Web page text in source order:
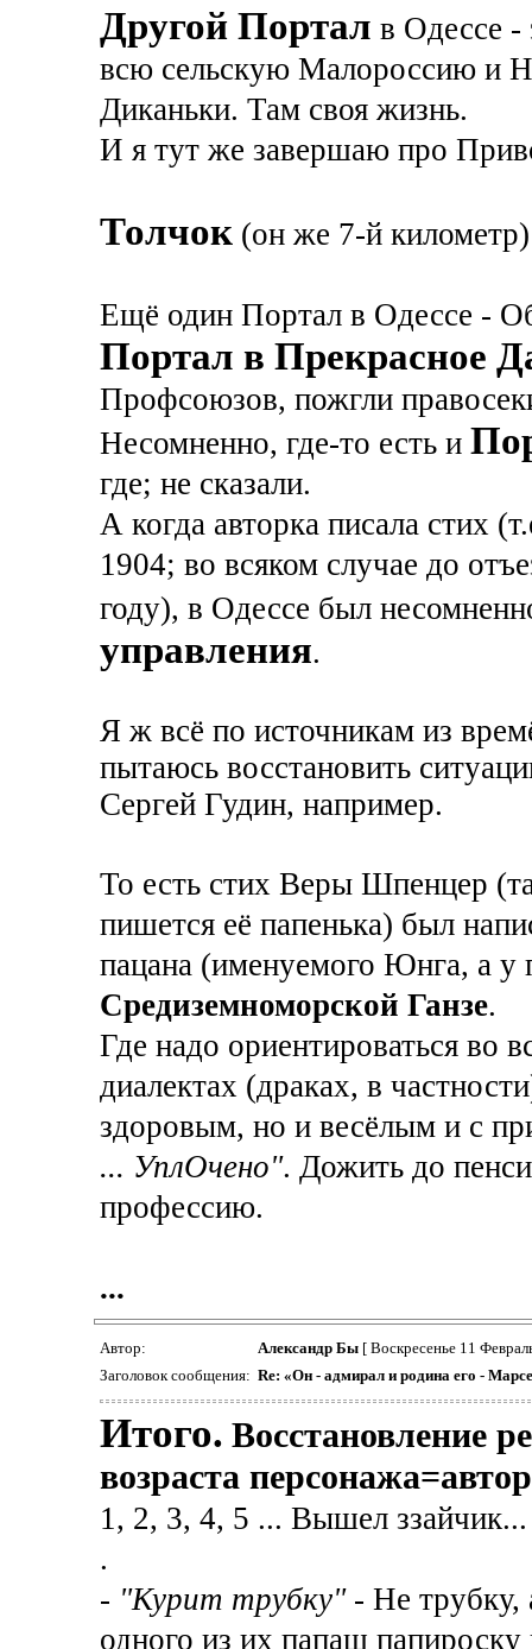
Другой Портал в Одессе -
всю сельскую Малороссию и
Диканьки. Там своя жизнь.
И я тут же завершаю про
Толчок(он же 7-й
Ещё один Портал в Одессе -
Портал в Прекрасное
Профсоюзов, пожгли
Несомненно, где-то есть и
где; не сказали.
А когда авторка писала стих
1904; во всяком случае до
году), в Одессе был
управления.
Я ж всё по источникам из
пытаюсь восстановить
Сергей Гудин, например.
То есть стих Веры Шпенцер
пишется её папенька) был
пацана (именуемого Юнга, а у
Средиземноморской Ганзе.
Где надо ориентироваться во
диалектах (драках, в
здоровым, но и весёлым и с
... УплОчено". Дожить до
профессию.
...
Автор: Александр Бы[ Воскресенье 11
Заголовок сообщения: Re: «Он - адмирал и родина его -
Итого. Восстановление
возраста
1, 2, 3, 4, 5 ... Вышел ззайчик...
.
- "Курит трубку"- Не трубку,
одного из их папаш папироску